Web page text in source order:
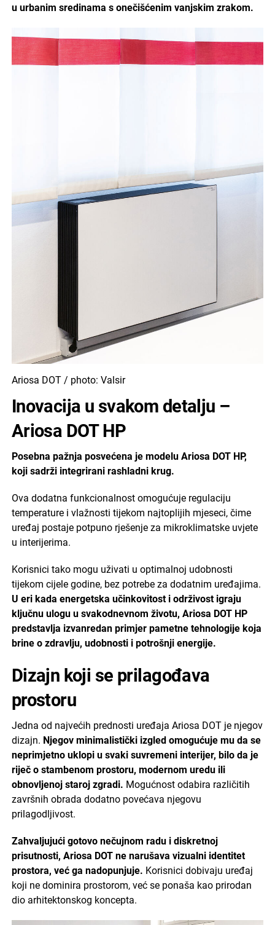
u urbanim sredinama s onečišćenim vanjskim zrakom.
Ariosa DOT / photo: Valsir
Inovacija u svakom detalju –
Ariosa DOT HP
Posebna pažnja posvećena je modelu Ariosa DOT HP,
koji sadrži integrirani rashladni krug.
Ova dodatna funkcionalnost omogućuje regulaciju
temperature i vlažnosti tijekom najtoplijih mjeseci, čime
uređaj postaje potpuno rješenje za mikroklimatske uvjete
u interijerima.
Korisnici tako mogu uživati u optimalnoj udobnosti
tijekom cijele godine, bez potrebe za dodatnim uređajima.
U eri kada energetska učinkovitost i održivost igraju
ključnu ulogu u svakodnevnom životu, Ariosa DOT HP
predstavlja izvanredan primjer pametne tehnologije koja
brine o zdravlju, udobnosti i potrošnji energije.
Dizajn koji se prilagođava
prostoru
Jedna od najvećih prednosti uređaja Ariosa DOT je njegov
dizajn. Njegov minimalistički izgled omogućuje mu da se
neprimjetno uklopi u svaki suvremeni interijer, bilo da je
riječ o stambenom prostoru, modernom uredu ili
obnovljenoj staroj zgradi. Mogućnost odabira različitih
završnih obrada dodatno povećava njegovu
prilagodljivost.
Zahvaljujući gotovo nečujnom radu i diskretnoj
prisutnosti, Ariosa DOT ne narušava vizualni identitet
prostora, već ga nadopunjuje. Korisnici dobivaju uređaj
koji ne dominira prostorom, već se ponaša kao prirodan
dio arhitektonskog koncepta.